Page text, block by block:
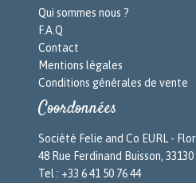
Qui sommes nous ?
F.A.Q
Contact
Mentions légales
Conditions générales de vente
Coordonnées
Société Felie and Co EURL -
48 Rue Ferdinand Buisson,
Tel : +33 6 41 50 76 44